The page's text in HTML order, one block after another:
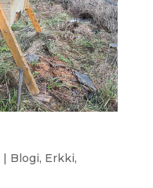
Blogi, Erkki,